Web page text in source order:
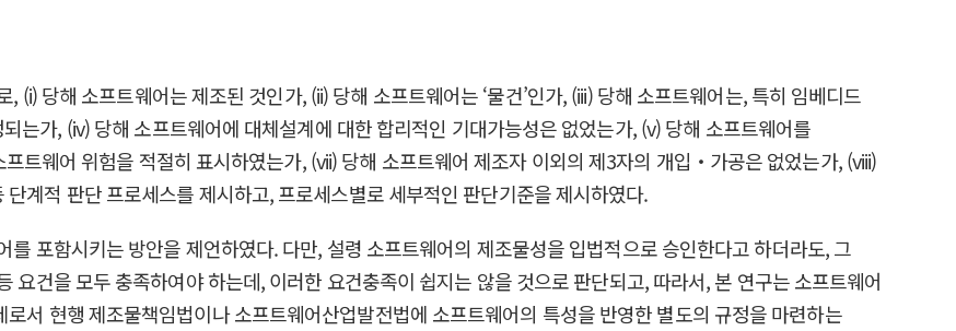
(i) 당해 소프트웨어는 제조된 것인가, (ii) 당해 소프트웨어는 ‘물건’인가, (iii) 당해 소프트웨어는, 특히 임베디드
는가, (iv) 당해 소프트웨어에 대체설계에 대한 합리적인 기대가능성은 없었는가, (v) 당해 소프트웨어를
트웨어 위험을 적절히 표시하였는가, (vii) 당해 소프트웨어 제조자 이외의 제3자의 개입‧가공은 없었는가, (viii)
계적 판단 프로세스를 제시하고, 프로세스별로 세부적인 판단기준을 제시하였다.
포함시키는 방안을 제언하였다. 다만, 설령 소프트웨어의 제조물성을 입법적으로 승인한다고 하더라도, 그
요건을 모두 충족하여야 하는데, 이러한 요건충족이 쉽지는 않을 것으로 판단되고, 따라서, 본 연구는 소프트웨어
서 현행 제조물책임법이나 소프트웨어산업발전법에 소프트웨어의 특성을 반영한 별도의 규정을 마련하는